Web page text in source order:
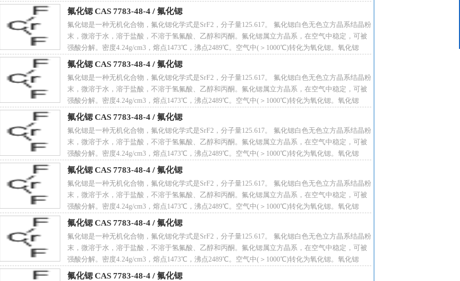
1.疏水参数计算参考值（XlogP）:无
2.氢键供体数量:0
3.氢键受体数量:2
4.可旋转化学键数量:0
5.互变异构体数量:无
CAS 7783-48-4
氟化锶 CAS 7783-48-4 / 氟化锶
氟化锶是一种无机化合物，氟化锶化学式是SrF2，分子量125.617。 氟化锶白色无色立方晶系结晶粉
末，微溶于水，溶于盐酸，不溶于氢氟酸、乙醇和丙酮。氟化锶属立方晶系，在空气中稳定，可被
强酸分解。密度4.24g/cm3，熔点1473℃，沸点2489℃。空气中(＞1000℃)转化为氧化锶。氧化锶
CAS 7783-48-4
氟化锶 CAS 7783-48-4 / 氟化锶
氟化锶是一种无机化合物，氟化锶化学式是SrF2，分子量125.617。 氟化锶白色无色立方晶系结晶粉
末，微溶于水，溶于盐酸，不溶于氢氟酸、乙醇和丙酮。氟化锶属立方晶系，在空气中稳定，可被
强酸分解。密度4.24g/cm3，熔点1473℃，沸点2489℃。空气中(＞1000℃)转化为氧化锶。氧化锶
CAS 7783-48-4
氟化锶 CAS 7783-48-4 / 氟化锶
氟化锶是一种无机化合物，氟化锶化学式是SrF2，分子量125.617。 氟化锶白色无色立方晶系结晶粉
末，微溶于水，溶于盐酸，不溶于氢氟酸、乙醇和丙酮。氟化锶属立方晶系，在空气中稳定，可被
强酸分解。密度4.24g/cm3，熔点1473℃，沸点2489℃。空气中(＞1000℃)转化为氧化锶。氧化锶
CAS 7783-48-4
氟化锶 CAS 7783-48-4 / 氟化锶
氟化锶是一种无机化合物，氟化锶化学式是SrF2，分子量125.617。 氟化锶白色无色立方晶系结晶粉
末，微溶于水，溶于盐酸，不溶于氢氟酸、乙醇和丙酮。氟化锶属立方晶系，在空气中稳定，可被
强酸分解。密度4.24g/cm3，熔点1473℃，沸点2489℃。空气中(＞1000℃)转化为氧化锶。氧化锶
CAS 7783-48-4
氟化锶 CAS 7783-48-4 / 氟化锶
氟化锶是一种无机化合物，氟化锶化学式是SrF2，分子量125.617。 氟化锶白色无色立方晶系结晶粉
末，微溶于水，溶于盐酸，不溶于氢氟酸、乙醇和丙酮。氟化锶属立方晶系，在空气中稳定，可被
强酸分解。密度4.24g/cm3，熔点1473℃，沸点2489℃。空气中(＞1000℃)转化为氧化锶。氧化锶
CAS 7783-48-4
氟化锶 CAS 7783-48-4 / 氟化锶